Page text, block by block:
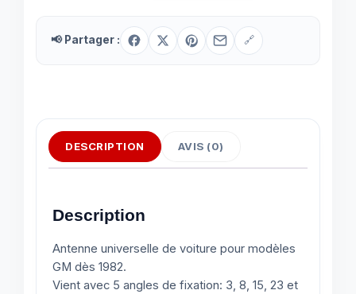
📢 Partager : 🔗
DESCRIPTION AVIS (0)
Description
Antenne universelle de voiture pour modèles
GM dès 1982.
Vient avec 5 angles de fixation: 3, 8, 15, 23 et